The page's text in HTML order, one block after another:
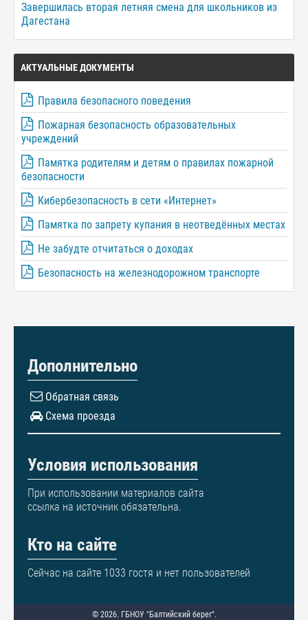
Завершилась вторая летняя смена для школьников из
Дагестана
АКТУАЛЬНЫЕ ДОКУМЕНТЫ
Правила безопасного поведения
Пожарная безопасность образовательных
учреждений
Памятка родителям и детям о правилах пожарной
безопасности
Кибербезопасность в сети «Интернет»
Памятка по запрету купания в неотведённых местах
Не забудте отчитаться о доходах
Безопасность на железнодорожном транспорте
Дополнительно
Обратная связь
Схема проезда
Условия использования
При использовании материалов сайта
ссылка на источник обязательна.
Кто на сайте
Сейчас на сайте 1033 гостя и нет пользователей
© 2026. ГБНОУ "Балтийский берег".